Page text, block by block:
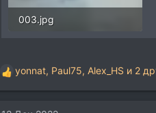
003.jpg
Р
е
yonnat, Paul75, Alex_HS и 2